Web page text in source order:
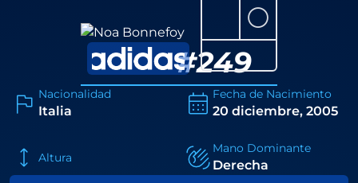
#249
⚪
Nacionalidad
Italia
Fecha de Nacimiento
20 diciembre, 2005
Altura
Mano Dominante
Derecha